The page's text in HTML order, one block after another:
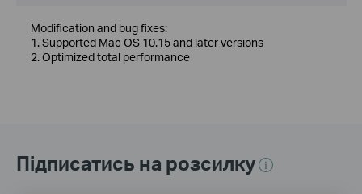
Modification and bug fixes:
1. Supported Mac OS 10.15 and later versions
2. Optimized total performance
Підписатись на розсилку